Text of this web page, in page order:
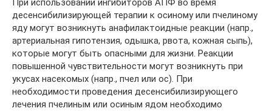
При использовании ингибиторов АПФ во время
десенсибилизирующей терапии к осиному или пчелиному
яду могут возникнуть анафилактоидные реакции (напр.,
артериальная гипотензия, одышка, рвота, кожная сыпь),
которые могут быть опасными для жизни. Реакции
повышенной чувствительности могут возникнуть при
укусах насекомых (напр., пчел или ос). При
необходимости проведения десенсибилизирующего
лечения пчелиным или осиным ядом необходимо